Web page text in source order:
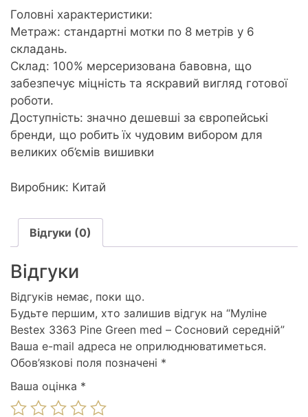
Головні характеристики:
Метраж: стандартні мотки по 8 метрів у 6
складань.
Склад: 100% мерсеризована бавовна, що
забезпечує міцність та яскравий вигляд готової
роботи.
Доступність: значно дешевші за європейські
бренди, що робить їх чудовим вибором для
великих об’ємів вишивки
Виробник: Китай
Відгуки (0)
Відгуки
Відгуків немає, поки що.
Будьте першим, хто залишив відгук на “Муліне
Bestex 3363 Pine Green med – Сосновий середній”
Ваша e-mail адреса не оприлюднюватиметься.
Обов’язкові поля позначені *
Ваша оцінка *